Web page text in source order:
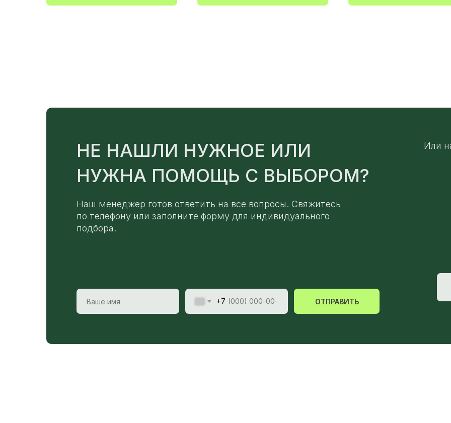
НЕ НАШЛИ НУЖНОЕ ИЛИ
НУЖНА ПОМОЩЬ С ВЫБОРОМ?
Или
Наш менеджер готов ответить на все вопросы. Свяжитесь
по телефону или заполните форму для индивидуального
подбора.
+7 ОТПРАВИТЬ